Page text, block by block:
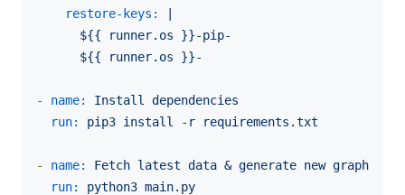
restore-keys:
      ${{ runner.os }}-pip-
- name: Install
dependencies
run:
pip3 install -r requirements.txt
- name: Fetch latest data & generate new graph
run:
python3 main.py